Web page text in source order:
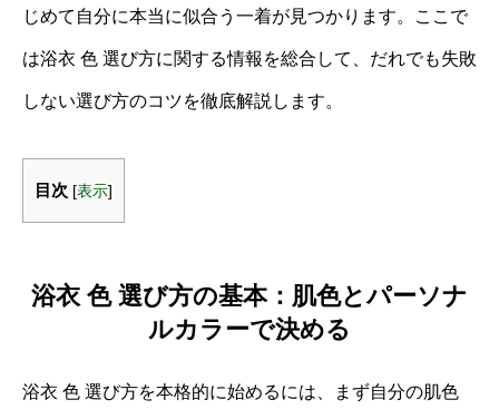
じめて自分に本当に似合う一着が見つかります。ここで
は浴衣 色 選び方に関する情報を総合して、だれでも失敗
しない選び方のコツを徹底解説します。
目次 [表示]
浴衣 色 選び方の基本：肌色とパーソナ
ルカラーで決める
浴衣 色 選び方を本格的に始めるには、まず自分の肌色